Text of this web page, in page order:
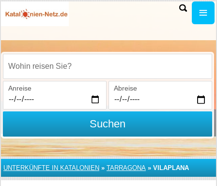
Wohin reisen Sie?
Anreise Abreise
Suchen
UNTERKÜNFTE IN KATALONIEN » TARRAGONA » VILAPLANA